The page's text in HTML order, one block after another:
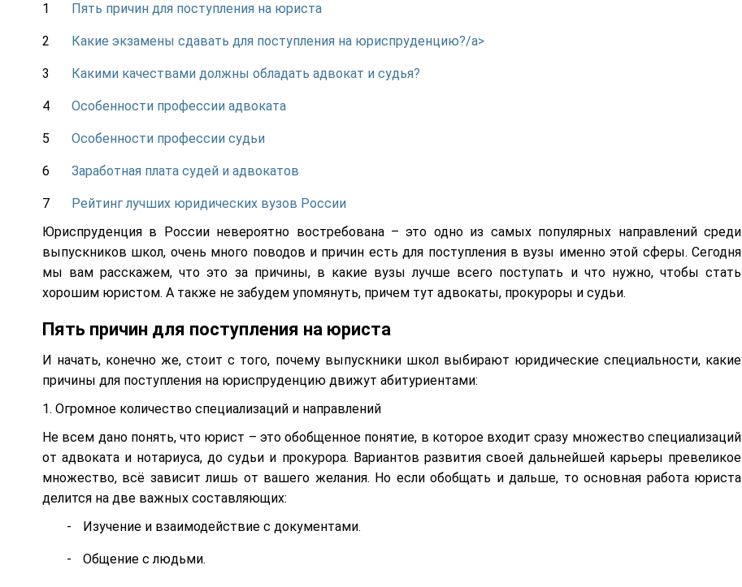
Пять причин для поступления на юриста
Какие экзамены сдавать для поступления на юриспруденцию?/a>
Какими качествами должны обладать адвокат и судья?
Особенности профессии адвоката
Особенности профессии судьи
Заработная плата судей и адвокатов
Рейтинг лучших юридических вузов России
Юриспруденция в России невероятно востребована – это одно из самых популярных направлений среди
выпускников школ, очень много поводов и причин есть для поступления в вузы именно этой сферы. Сегодня
мы вам расскажем, что это за причины, в какие вузы лучше всего поступать и что нужно, чтобы стать
хорошим юристом. А также не забудем упомянуть, причем тут адвокаты, прокуроры и судьи.
Пять причин для поступления на юриста
И начать, конечно же, стоит с того, почему выпускники школ выбирают юридические специальности, какие
причины для поступления на юриспруденцию движут абитуриентами:
1. Огромное количество специализаций и направлений
Не всем дано понять, что юрист – это обобщенное понятие, в которое входит сразу множество специализаций
от адвоката и нотариуса, до судьи и прокурора. Вариантов развития своей дальнейшей карьеры превеликое
множество, всё зависит лишь от вашего желания. Но если обобщать и дальше, то основная работа юриста
делится на две важных составляющих:
Изучение и взаимодействие с документами.
Общение с людьми.